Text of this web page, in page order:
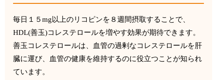
毎日１５mg以上のリコピンを８週間摂取することで、
HDL(善玉)コレステロールを増やす効果が期待できます。
善玉コレステロールは、
血管の過剰なコレステロールを肝
臓に運び、
血管の健康を維持するのに役立つことが知られ
ています。